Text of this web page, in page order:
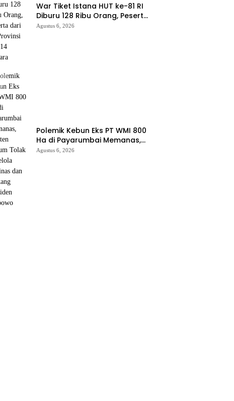
War Tiket Istana HUT ke-81 RI
Diburu 128 Ribu Orang, Peserta
dari 36 Provinsi dan 14 Negara
Agustus 6, 2026
Polemik Kebun Eks PT WMI 800
Ha di Payarumbai Memanas,
Asisten Umum Tolak Dikelola
Agustus 6, 2026